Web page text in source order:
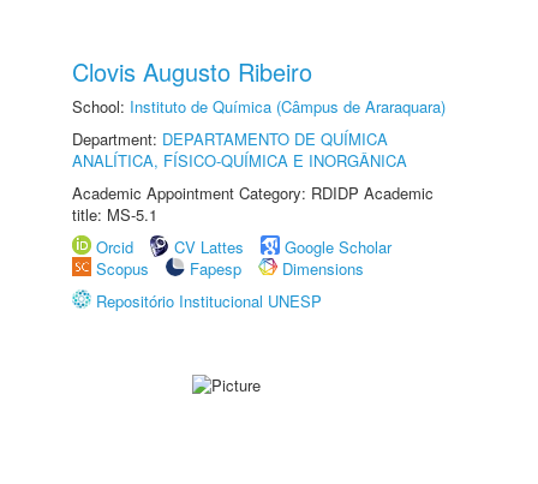
Clovis Augusto Ribeiro
School: Instituto de Química (Câmpus de Araraquara)
Department: DEPARTAMENTO DE QUÍMICA
ANALÍTICA, FÍSICO-QUÍMICA E INORGÂNICA
Academic Appointment Category: RDIDP Academic
title: MS-5.1
Orcid
CV Lattes
Google Scholar
Scopus
Fapesp
Dimensions
Repositório Institucional UNESP